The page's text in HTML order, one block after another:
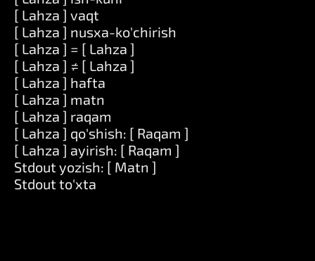
[ Lahza ] vaqt
[ Lahza ] nusxa-ko'chirish
[ Lahza ] = [ Lahza ]
[ Lahza ] ≠ [ Lahza ]
[ Lahza ] hafta
[ Lahza ] matn
[ Lahza ] raqam
[ Lahza ] qo'shish: [ Raqam ]
[ Lahza ] ayirish: [ Raqam ]
Stdout yozish: [ Matn ]
Stdout to'xta